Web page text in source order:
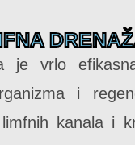
je vrlo
i
kanala i